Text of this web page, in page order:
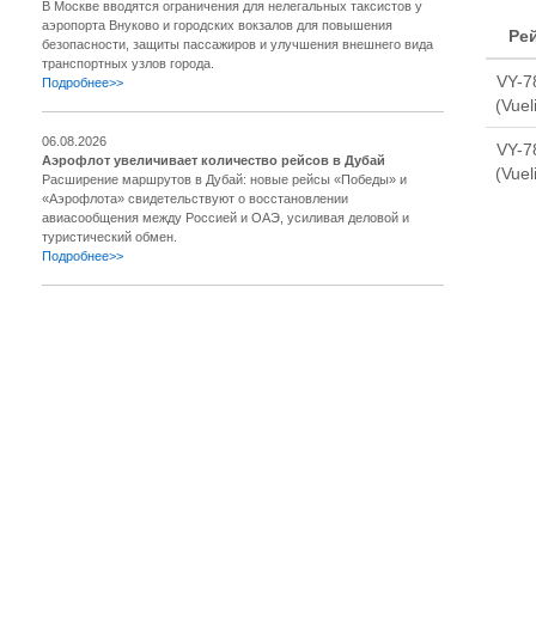
В Москве вводятся ограничения для нелегальных таксистов у
аэропорта Внуково и городских вокзалов для повышения
безопасности, защиты пассажиров и улучшения внешнего вида
транспортных узлов города.
Подробнее>>
06.08.2026
Аэрофлот увеличивает количество рейсов в Дубай
Расширение маршрутов в Дубай: новые рейсы «Победы» и
«Аэрофлота» свидетельствуют о восстановлении
авиасообщения между Россией и ОАЭ, усиливая деловой и
туристический обмен.
Подробнее>>
VY-
VY-